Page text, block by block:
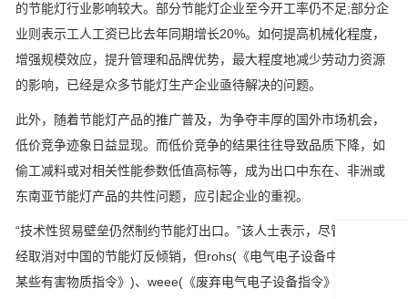
的节能灯行业影响较大。部分节能灯企业至今开工率仍不足;部分企
业则表示工人工资已比去年同期增长20%。如何提高机械化程度，
增强规模效应，提升管理和品牌优势，最大程度地减少劳动力资源
的影响，已经是众多节能灯生产企业亟待解决的问题。
此外，随着节能灯产品的推广普及，为争夺丰厚的国外市场机会，
低价竞争迹象日益显现。而低价竞争的结果往往导致品质下降，如
偷工减料或对相关性能参数低值高标等，成为出口中东在、非洲或
东南亚节能灯产品的共性问题，应引起企业的重视。
“技术性贸易壁垒仍然制约节能灯出口。”该人士表示，尽管欧盟已
经取消对中国的节能灯反倾销，但rohs(《电气电子设备中限制使用
某些有害物质指令》)、weee(《废弃电气电子设备指令》)、